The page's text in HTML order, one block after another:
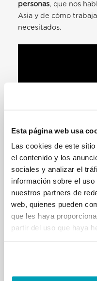
Esta página web usa
Las cookies de este
el contenido y los
sociales y analizar el
información sobre el
nuestros partners de
web, quienes pueden
que les haya
partir del uso que haya
personas, que nos
Asia y de cómo
necesitados.
¡Todos estamos
del Papa Francisco !
breve vídeo o una
refugees.va, o
Las respuestas más